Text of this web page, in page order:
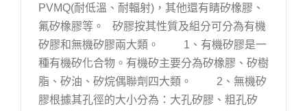
PVMQ(耐低溫、耐輻射)，其他還有睛矽橡膠、
氟矽橡膠等。 矽膠按其性質及組分可分為有機
矽膠和無機矽膠兩大類。 1、有機矽膠是一
種有機矽化合物。有機矽主要分為矽橡膠、矽樹
脂、矽油、矽烷偶聯劑四大類。 2、無機矽
膠根據其孔徑的大小分為：大孔矽膠、粗孔矽